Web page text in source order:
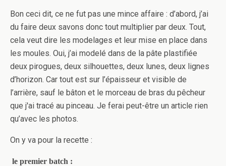
Bon ceci dit, ce ne fut pas une mince affaire : d’abord, j’ai
du faire deux savons donc tout multiplier par deux. Tout,
cela veut dire les modelages et leur mise en place dans
les moules. Oui, j’ai modelé dans de la pâte plastifiée
deux pirogues, deux silhouettes, deux lunes, deux lignes
d’horizon. Car tout est sur l’épaisseur et visible de
l’arrière, sauf le bâton et le morceau de bras du pêcheur
que j'ai tracé au pinceau. Je ferai peut-être un article rien
qu’avec les photos.
On y va pour la recette :
le premier batch :